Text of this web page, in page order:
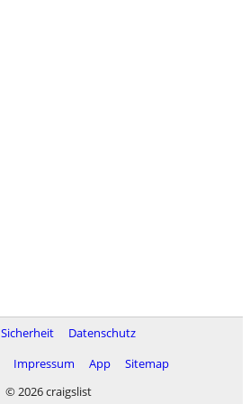
Sicherheit
Datenschutz
Impressum App
Sitemap
© 2026 craigslist